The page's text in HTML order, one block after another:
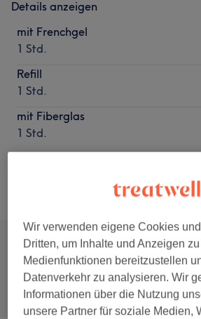
Details anzeigen
mit Frenchgel
1 Std.
Refill
1 Std.
mit Fiberglas
1 Std.
Nicht gefunden wonach du gesucht hast?
Alle Nägel
Wir verwenden eigene Cookies
Dritten, um Inhalte und Anzeigen
Medienfunktionen bereitzustellen
Datenverkehr zu analysieren. Wir
Informationen über die Nutzung
unsere Partner für soziale Medien,